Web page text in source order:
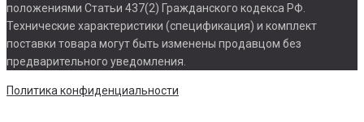
положениями Статьи 437(2) Гражданского кодекса РФ.
Технические характеристики (спецификация) и комплект
поставки товара могут быть изменены продавцом без
предварительного уведомления.
Политика конфиденциальности